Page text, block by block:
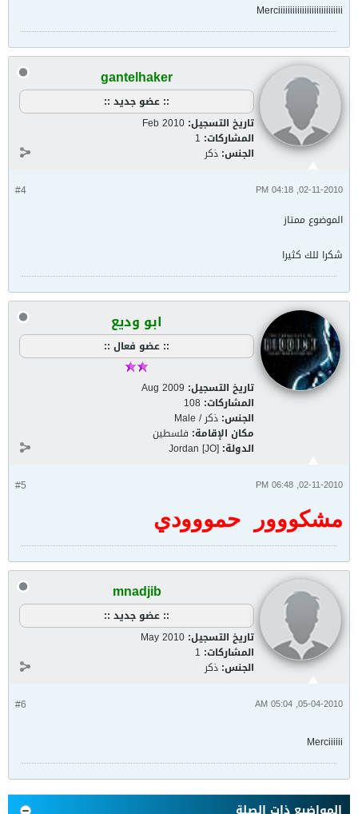
Merciiiiiiiiiiiiiiiiiiiiiiiiiii
gantelhaker
:: عضو جديد ::
تاريخ التسجيل: Feb 2010
المشاركات: 1
الجنس: ذكر
#4 02-11-2010, 04:18 PM
الموضوع ممتاز
شكرا للك كثيرا
ابو وديع
:: عضو فعال ::
تاريخ التسجيل: Aug 2009
المشاركات: 108
الجنس: ذكر / Male
مكان الإقامة: فلسطين
الدولة: Jordan [JO]
#5 02-11-2010, 06:48 PM
مشكووور حمووودي
mnadjib
:: عضو جديد ::
تاريخ التسجيل: May 2010
المشاركات: 1
الجنس: ذكر
#6 05-04-2010, 05:04 AM
Merciiiiii